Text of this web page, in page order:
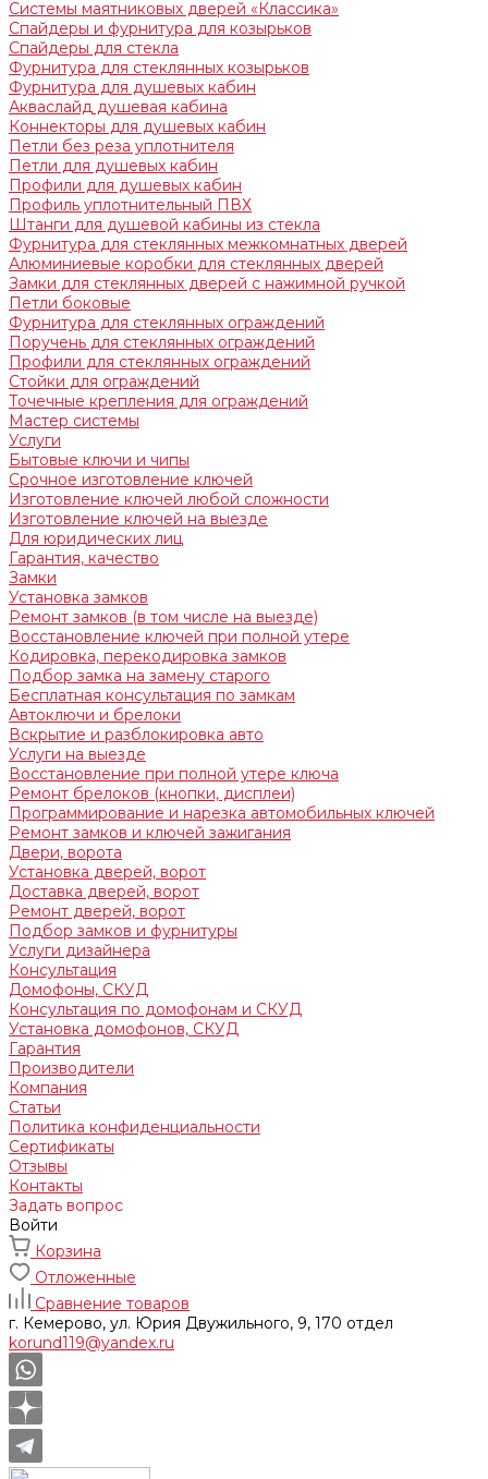
Системы маятниковых дверей «Классика»
Спайдеры и фурнитура для козырьков
Спайдеры для стекла
Фурнитура для стеклянных козырьков
Фурнитура для душевых кабин
Акваслайд душевая кабина
Коннекторы для душевых кабин
Петли без реза уплотнителя
Петли для душевых кабин
Профили для душевых кабин
Профиль уплотнительный ПВХ
Штанги для душевой кабины из стекла
Фурнитура для стеклянных межкомнатных дверей
Алюминиевые коробки для стеклянных дверей
Замки для стеклянных дверей с нажимной ручкой
Петли боковые
Фурнитура для стеклянных ограждений
Поручень для стеклянных ограждений
Профили для стеклянных ограждений
Стойки для ограждений
Точечные крепления для ограждений
Мастер системы
Услуги
Бытовые ключи и чипы
Срочное изготовление ключей
Изготовление ключей любой сложности
Изготовление ключей на выезде
Для юридических лиц
Гарантия, качество
Замки
Установка замков
Ремонт замков (в том числе на выезде)
Восстановление ключей при полной утере
Кодировка, перекодировка замков
Подбор замка на замену старого
Бесплатная консультация по замкам
Автоключи и брелоки
Вскрытие и разблокировка авто
Услуги на выезде
Восстановление при полной утере ключа
Ремонт брелоков (кнопки, дисплеи)
Программирование и нарезка автомобильных ключей
Ремонт замков и ключей зажигания
Двери, ворота
Установка дверей, ворот
Доставка дверей, ворот
Ремонт дверей, ворот
Подбор замков и фурнитуры
Услуги дизайнера
Консультация
Домофоны, СКУД
Консультация по домофонам и СКУД
Установка домофонов, СКУД
Гарантия
Производители
Компания
Статьи
Политика конфиденциальности
Сертификаты
Отзывы
Контакты
Задать вопрос
Войти
Корзина
Отложенные
Сравнение товаров
г. Кемерово, ул. Юрия Двужильного, 9, 170 отдел
korund119@yandex.ru